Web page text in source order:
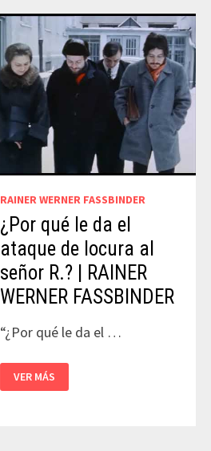
RAINER WERNER FASSBINDER
¿Por qué le da el
ataque de locura al
señor R.? | RAINER
WERNER FASSBINDER
“¿Por qué le da el …
QUÉ
LE
VER MÁS